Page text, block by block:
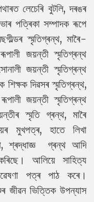
লেচেৰি বুটলি, দৰঙৰ
পত্ৰিকা সম্পাদক ৰূপে
স্মৃতিগ্ৰন্থ, মাৰৈ-
জয়ন্তী স্মৃতিগ্ৰন্থ
জয়ন্তী স্মৃতিগ্ৰন্থ
দিৱসৰ স্মৃতিগ্ৰন্থ,
ৰূপালী জয়ন্তী স্মৃতিগ্ৰন্থ
স্মৃতি গ্ৰন্থ, মাৰৈ
মুখপত্ৰ, হাতে লিখা
শ্ৰদ্ধাজ্ঞ গ্ৰন্থ আদি
আলিয়ে সাহিত্য
পত্ৰ পাঠ কৰে।
জীৱন ভিত্তিক উপন্যাস